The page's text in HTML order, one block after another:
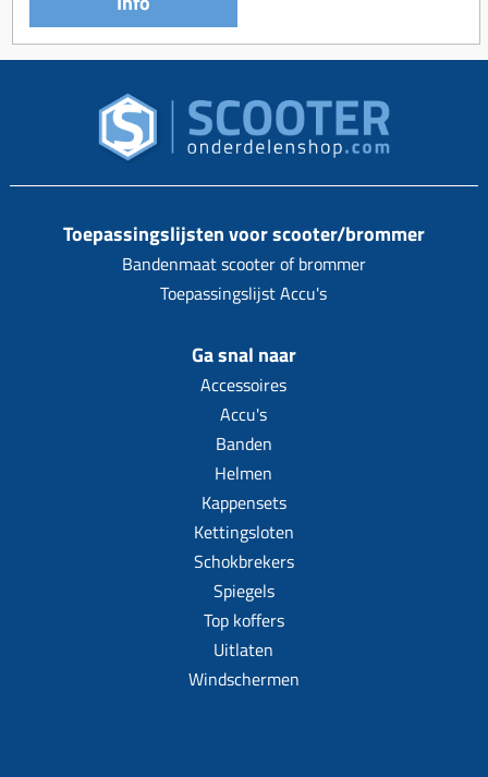
Toepassingslijsten voor scooter/brommer
Bandenmaat scooter of brommer
Toepassingslijst Accu's
Ga snal naar
Accessoires
Accu's
Banden
Helmen
Kappensets
Kettingsloten
Schokbrekers
Spiegels
Top koffers
Uitlaten
Windschermen